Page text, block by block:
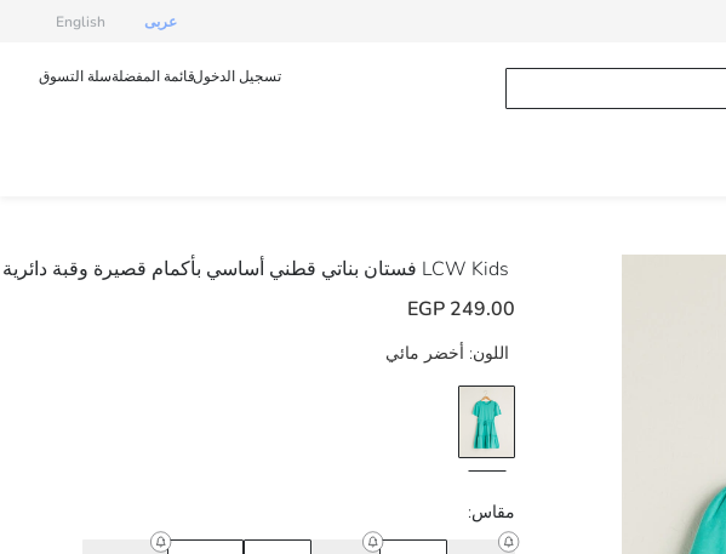
عربى English
تسجيل الدخولقائمة المفضلةسلة التسوق
LCW Kids فستان بناتي قطني أساسي بأكمام قصيرة وقبة دائرية
249.00 EGP
اللون: أخضر مائي
مقاس: